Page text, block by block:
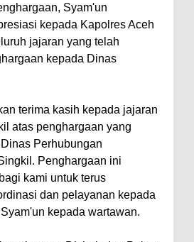
Syam'un
kepada Kapolres Aceh
jajaran yang telah
kepada Dinas
terima kasih kepada jajaran
atas penghargaan yang
Perhubungan
Penghargaan ini
kami untuk terus
dan pelayanan kepada
kepada wartawan.